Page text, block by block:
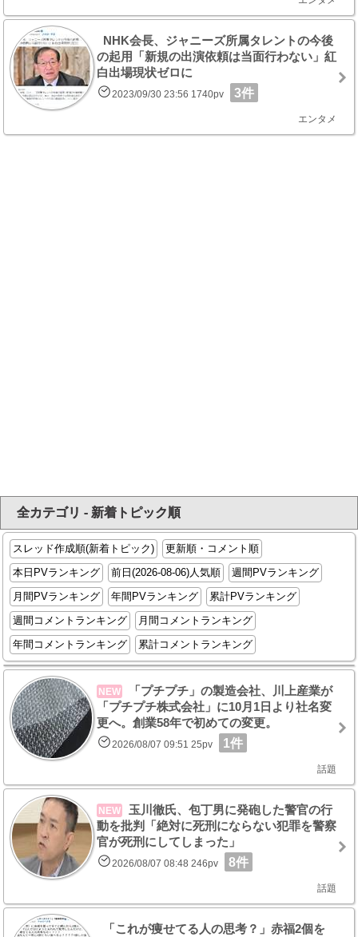
NHK会長、ジャニーズ所属タレントの今後
の起用「新規の出演依頼は当面行わない」紅
白出場現状ゼロに
2023/09/30 23:56 1740pv 3件
エンタメ
全カテゴリ - 新着トピック順
スレッド作成順(新着トピック)
更新順・コメント順
本日PVランキング
前日(2026-08-06)人気順
週間PVランキング
月間PVランキング
年間PVランキング
累計PVランキング
週間コメントランキング
月間コメントランキング
年間コメントランキング
累計コメントランキング
NEW
「プチプチ」の製造会社、川上産業が
「プチプチ株式会社」に10月1日より社名変
更へ。創業58年で初めての変更。
2026/08/07 09:51 25pv 1件
話題
NEW
玉川徹氏、包丁男に発砲した警官の行
動を批判「絶対に死刑にならない犯罪を警察
官が死刑にしてしまった」
2026/08/07 08:48 246pv 8件
話題
「これが痩せてる人の思考？」赤福2個を